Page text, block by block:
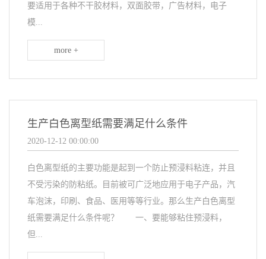
要适用于各种不干胶材料，双面胶带，广告材料，电子
模...
more +
生产白色离型纸需要满足什么条件
2020-12-12 00:00:00
白色离型纸的主要功能是起到一个防止预浸料粘连，并且
不受污染的防粘纸。目前被可广泛地应用于电子产品，汽
车泡沫，印刷、食品、医用等等行业。那么生产白色离型
纸需要满足什么条件呢？ 一、要能够粘住预浸料，
但...